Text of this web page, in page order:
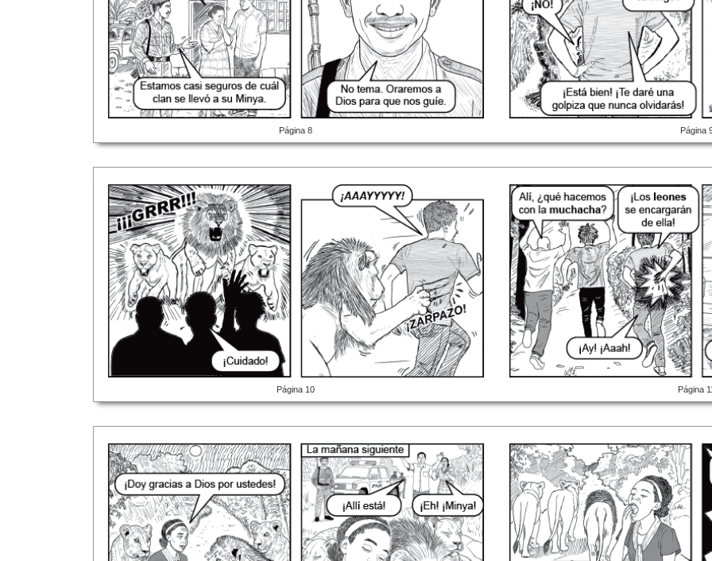
Página 8 Página
Página 10 Página